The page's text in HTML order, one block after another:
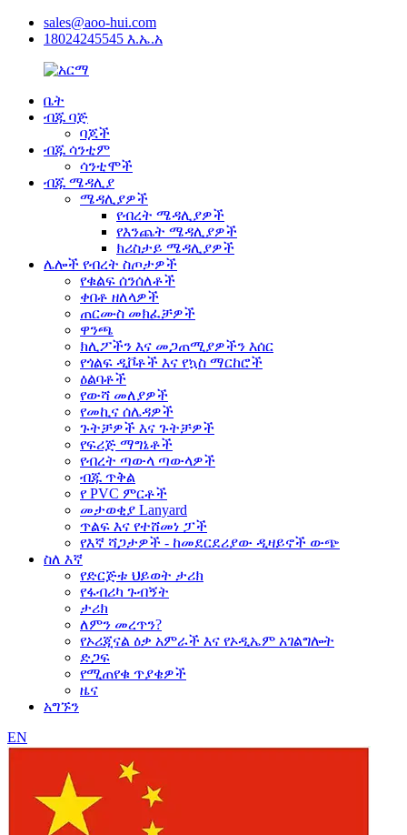
sales@aoo-hui.com
18024245545 እ.ኤ.አ
ቤት
ብጁ ባጅ
ባጆች
ብጁ ሳንቲም
ሳንቲሞች
ብጁ ሜዳሊያ
ሜዳሊያዎች
የብረት ሜዳሊያዎች
የእንጨት ሜዳሊያዎች
ክሪስታይ ሜዳሊያዎች
ሌሎች የብረት ስጦታዎች
የቁልፍ ሰንሰለቶች
ቀበቶ ዘለላዎች
ጠርሙስ መክፈቻዎች
ዋንጫ
ክሊፖችን እና መጋጠሚያዎችን እሰር
የጎልፍ ዲቮቶች እና የኳስ ማርከሮች
ዕልባቶች
የውሻ መለያዎች
የመኪና ሰሌዳዎች
ጉትቻዎች እና ጉትቻዎች
የፍሪጅ ማግኔቶች
የብረት ጣውላ ጣውላዎች
ብጁ ጥቅል
የ PVC ምርቶች
መታወቂያ Lanyard
ጥልፍ እና የተሸመነ ፓች
የእኛ ሻጋታዎች - ከመደርደሪያው ዲዛይኖች ውጭ
ስለ እኛ
የድርጅቱ ህይወት ታሪክ
የፋብሪካ ጉብኝት
ታሪክ
ለምን መረጥን?
የኦሪጂናል ዕቃ አምራች እና የኦዲኤም አገልግሎት
ድጋፍ
የሚጠየቁ ጥያቄዎች
ዜና
አግኙን
EN